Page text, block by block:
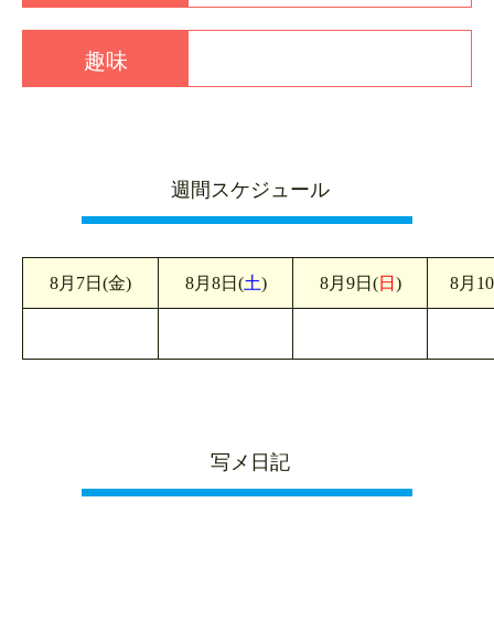
趣味
週間スケジュール
8月7日(金) 8月8日(土) 8月9日(日 ) 8月
写メ日記